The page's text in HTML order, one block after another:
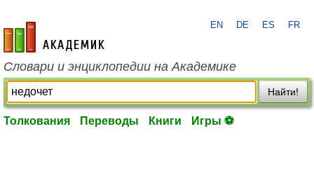
academic.ru
EN DE ES FR
Словари и энциклопедии на Академике
Найти!
Толкования Переводы Книги Игры ⚽